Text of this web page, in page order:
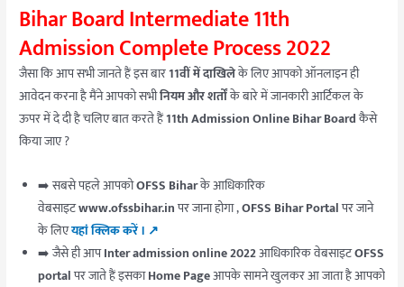
Bihar Board Intermediate 11th
Admission Complete Process 2022
जैसा कि आप सभी जानते हैं इस बार11वीं में दाखिलेके लिए आपको ऑनलाइन ही
आवेदन करना है मैंने आपको सभीनियम और शर्तोंके बारे में जानकारी आर्टिकल के
ऊपर में दे दी है चलिए बात करते हैं11th Admission Online Bihar Boardकैसे
किया जाए ?
➡️ सबसे पहले आपकोOFSS Biharके आधिकारिक
वेबसाइटwww.ofssbihar.inपर जाना होगा ,OFSS Bihar Portalपर जाने
के लिएयहां क्लिक करें । ↗️
➡️ जैसे ही आपInter admission online 2022आधिकारिक वेबसाइटOFSS
portalपर जाते हैं इसकाHome Pageआपके सामने खुलकर आ जाता है आपको